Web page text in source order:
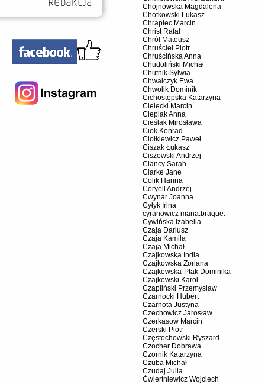
Chojnowska Magdalena
Chotkowski Łukasz
Chrapiec Marcin
Christ Rafał
Chról Mateusz
Chruściel Piotr
Chruścińska Anna
Chudoliński Michał
Chutnik Sylwia
Chwalczyk Ewa
Chwolik Dominik
Cichostępska Katarzyna
Cielecki Marcin
Cieplak Anna
Cieślak Mirosława
Ciok Konrad
Ciołkiewicz Paweł
Ciszak Łukasz
Ciszewski Andrzej
Clancy Sarah
Clarke Jane
Colik Hanna
Coryell Andrzej
Cwynar Joanna
Cyłyk Irina
cyranowicz maria.braque.
Cywińska Izabella
Czaja Dariusz
Czaja Kamila
Czaja Michał
Czajkowska India
Czajkowska Zoriana
Czajkowska-Ptak Dominika
Czajkowski Karol
Czapliński Przemysław
Czarnocki Hubert
Czarnota Justyna
Czechowicz Jarosław
Czerkasow Marcin
Czerski Piotr
Częstochowski Ryszard
Czocher Dobrawa
Czornik Katarzyna
Czuba Michał
Czudaj Julia
Ćwiertniewicz Wojciech